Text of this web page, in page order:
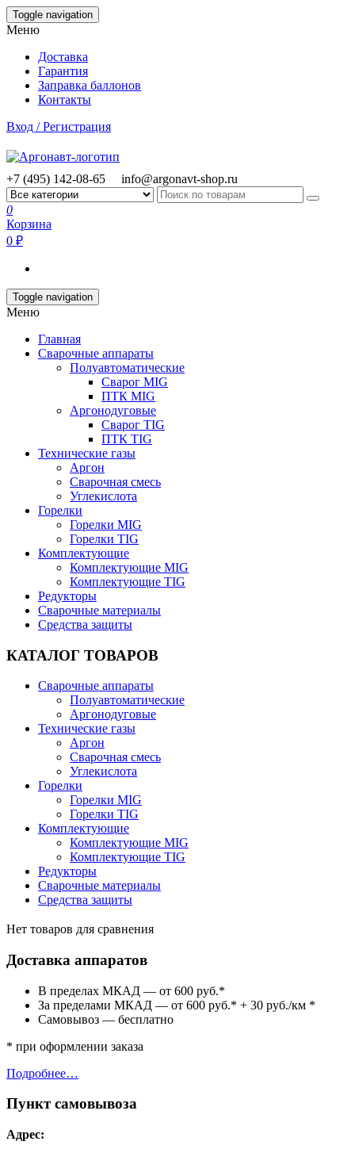
Skip
to
content
Toggle navigation
Меню
Доставка
Гарантия
Заправка баллонов
Контакты
Вход / Регистрация
+7 (495) 142-08-65 info@argonavt-shop.ru
0
Корзина
0 ₽
Toggle navigation
Меню
Главная
Сварочные аппараты
Полуавтоматические
Сварог MIG
ПТК MIG
Аргонодуговые
Сварог TIG
ПТК TIG
Технические газы
Аргон
Сварочная смесь
Углекислота
Горелки
Горелки MIG
Горелки TIG
Комплектующие
Комплектующие MIG
Комплектующие TIG
Редукторы
Сварочные материалы
Средства защиты
КАТАЛОГ ТОВАРОВ
Сварочные аппараты
Полуавтоматические
Аргонодуговые
Технические газы
Аргон
Сварочная смесь
Углекислота
Горелки
Горелки MIG
Горелки TIG
Комплектующие
Комплектующие MIG
Комплектующие TIG
Редукторы
Сварочные материалы
Средства защиты
Нет товаров для сравнения
Доставка аппаратов
В пределах МКАД — от 600 руб.*
За пределами МКАД — от 600 руб.* + 30 руб./км *
Самовывоз — бесплатно
* при оформлении заказа
Подробнее…
Пункт самовывоза
Адрес: